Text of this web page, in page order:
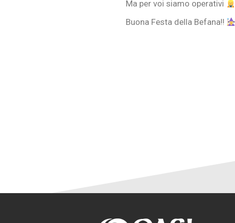
Ma per voi siamo operativi
Buona Festa della Befana!!